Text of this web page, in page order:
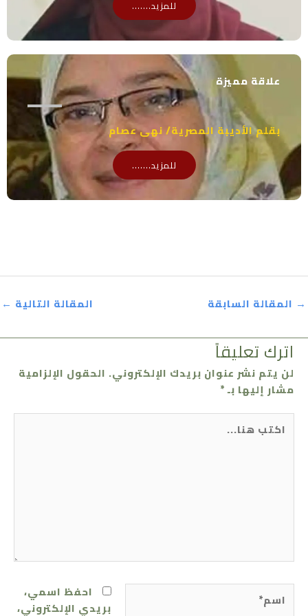
للمزيد.......
علاقة مميزة
بقلم الأديبة المصرية/ نهى عصام
للمزيد.......
→ المقالة السابقة المقالة التالية ←
اترك تعليقاً
لن يتم نشر عنوان بريدك الإلكتروني. الحقول الإلزامية
مشار إليها بـ*
هنا...
اسم*
احفظ اسمي،
بريدي الإلكتروني،